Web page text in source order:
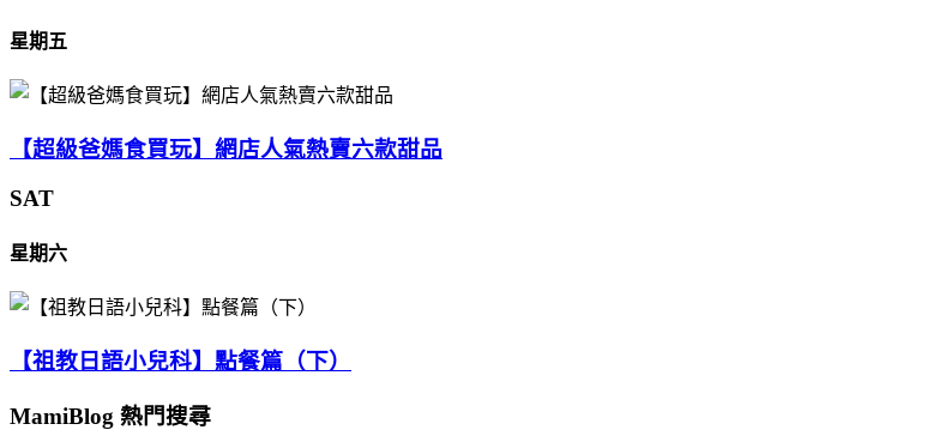
星期五
【超級爸媽食買玩】網店人氣熱賣六款甜品
SAT
星期六
【祖教日語小兒科】點餐篇（下）
MamiBlog 熱門搜尋